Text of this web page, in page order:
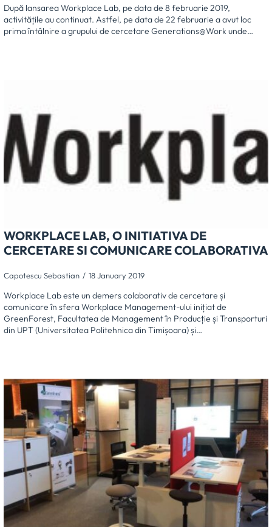
După lansarea Workplace Lab, pe data de 8 februarie 2019,
activitățile au continuat. Astfel, pe data de 22 februarie a avut loc
prima întâlnire a grupului de cercetare Generations@Work unde…
WORKPLACE LAB, O INITIATIVA DE
CERCETARE SI COMUNICARE COLABORATIVA
Capotescu Sebastian 18 January 2019
Workplace Lab este un demers colaborativ de cercetare și
comunicare în sfera Workplace Management-ului inițiat de
GreenForest, Facultatea de Management în Producție și Transporturi
din UPT (Universitatea Politehnica din Timișoara) și…